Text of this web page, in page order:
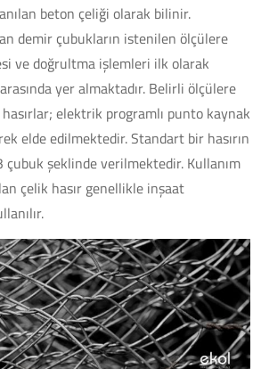
beton çeliği olarak bilinir.
demir çubukların istenilen ölçülere
ve doğrultma işlemleri ilk olarak
yer almaktadır. Belirli ölçülere
elektrik programlı punto kaynak
elde edilmektedir. Standart bir hasırın
şeklinde verilmektedir. Kullanım
çelik hasır genellikle inşaat